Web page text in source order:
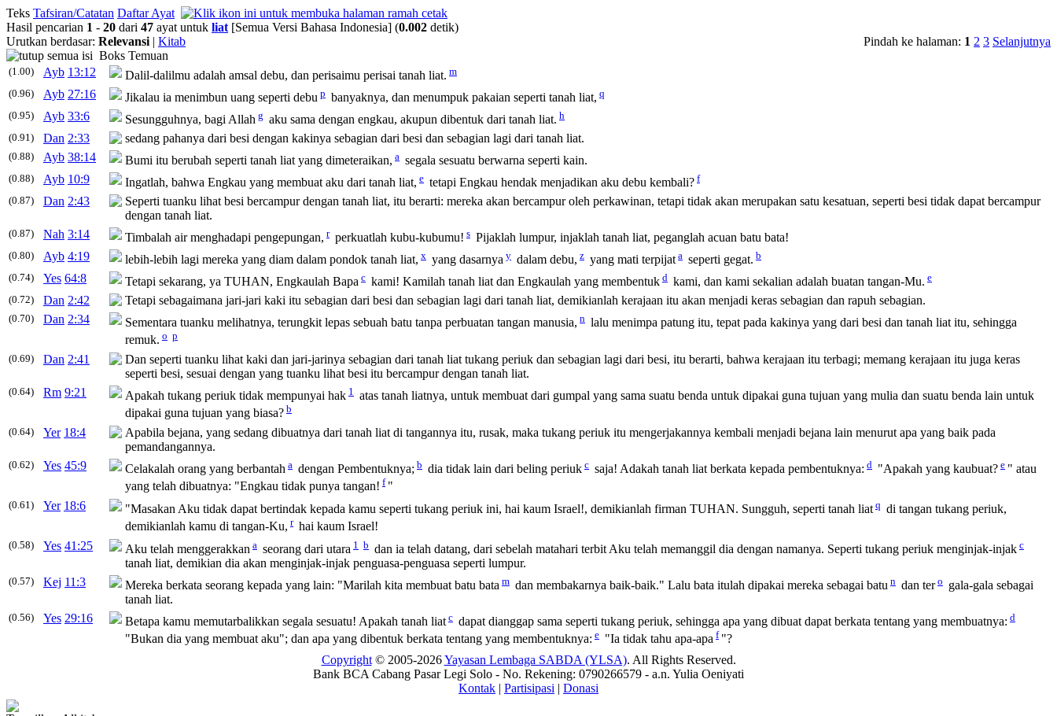
Teks Tafsiran/Catatan Daftar Ayat
Hasil pencarian 1 - 20 dari 47 ayat untuk liat [Semua Versi Bahasa Indonesia] (0.002 detik)
Pindah ke halaman: 1 2 3 Selanjutnya
Urutkan berdasar: Relevansi | Kitab
Boks Temuan
(1.00) Ayb 13:12 Dalil-dalilmu adalah amsal debu, dan perisaimu perisai tanah liat. m
(0.96)
Ayb 27:16 Jikalau ia menimbun uang seperti debu p banyaknya, dan menumpuk pakaian seperti tanah liat, q
(0.95)
Ayb 33:6 Sesungguhnya, bagi Allah g aku sama dengan engkau, akupun dibentuk dari tanah liat. h
(0.91)
Dan 2:33 sedang pahanya dari besi dengan kakinya sebagian dari besi dan sebagian lagi dari tanah liat.
(0.88) Ayb 38:14 Bumi itu berubah seperti tanah liat yang dimeteraikan, a segala sesuatu berwarna seperti kain.
(0.88) Ayb 10:9 Ingatlah, bahwa Engkau yang membuat aku dari tanah liat, e tetapi Engkau hendak menjadikan aku debu kembali? f
(0.87)
Dan 2:43 Seperti tuanku lihat besi bercampur dengan tanah liat, itu berarti: mereka akan bercampur oleh perkawinan, tetapi tidak akan merupakan satu kesatuan, seperti besi tidak dapat bercampur
dengan tanah liat.
(0.87) Nah 3:14 Timbalah air menghadapi pengepungan, r perkuatlah kubu-kubumu! s Pijaklah lumpur, injaklah tanah liat, peganglah acuan batu bata!
(0.80) Ayb 4:19 lebih-lebih lagi mereka yang diam dalam pondok tanah liat, x yang dasarnya y dalam debu, z yang mati terpijat a seperti gegat. b
(0.74)
Yes 64:8 Tetapi sekarang, ya TUHAN, Engkaulah Bapa c kami! Kamilah tanah liat dan Engkaulah yang membentuk d kami, dan kami sekalian adalah buatan tangan-Mu. e
(0.72)
Dan 2:42 Tetapi sebagaimana jari-jari kaki itu sebagian dari besi dan sebagian lagi dari tanah liat, demikianlah kerajaan itu akan menjadi keras sebagian dan rapuh sebagian.
(0.70) Dan 2:34 Sementara tuanku melihatnya, terungkit lepas sebuah batu tanpa perbuatan tangan manusia, n lalu menimpa patung itu, tepat pada kakinya yang dari besi dan tanah liat itu, sehingga
remuk. o p
(0.69)
Dan 2:41 Dan seperti tuanku lihat kaki dan jari-jarinya sebagian dari tanah liat tukang periuk dan sebagian lagi dari besi, itu berarti, bahwa kerajaan itu terbagi; memang kerajaan itu juga keras
seperti besi, sesuai dengan yang tuanku lihat besi itu bercampur dengan tanah liat.
(0.64) Rm 9:21 Apakah tukang periuk tidak mempunyai hak 1 atas tanah liatnya, untuk membuat dari gumpal yang sama suatu benda untuk dipakai guna tujuan yang mulia dan suatu benda lain untuk
dipakai guna tujuan yang biasa? b
(0.64)
Yer 18:4 Apabila bejana, yang sedang dibuatnya dari tanah liat di tangannya itu, rusak, maka tukang periuk itu mengerjakannya kembali menjadi bejana lain menurut apa yang baik pada
pemandangannya.
(0.62) Yes 45:9 Celakalah orang yang berbantah a dengan Pembentuknya; b dia tidak lain dari beling periuk c saja! Adakah tanah liat berkata kepada pembentuknya: d "Apakah yang kaubuat? e " atau
yang telah dibuatnya: "Engkau tidak punya tangan! f "
(0.61) Yer 18:6 "Masakan Aku tidak dapat bertindak kepada kamu seperti tukang periuk ini, hai kaum Israel!, demikianlah firman TUHAN. Sungguh, seperti tanah liat q di tangan tukang periuk,
demikianlah kamu di tangan-Ku, r hai kaum Israel!
(0.58) Yes 41:25 Aku telah menggerakkan a seorang dari utara 1 b dan ia telah datang, dari sebelah matahari terbit Aku telah memanggil dia dengan namanya. Seperti tukang periuk menginjak-injak c
tanah liat, demikian dia akan menginjak-injak penguasa-penguasa seperti lumpur.
(0.57) Kej 11:3 Mereka berkata seorang kepada yang lain: "Marilah kita membuat batu bata m dan membakarnya baik-baik." Lalu bata itulah dipakai mereka sebagai batu n dan ter o gala-gala sebagai
tanah liat.
(0.56) Yes 29:16 Betapa kamu memutarbalikkan segala sesuatu! Apakah tanah liat c dapat dianggap sama seperti tukang periuk, sehingga apa yang dibuat dapat berkata tentang yang membuatnya: d
"Bukan dia yang membuat aku"; dan apa yang dibentuk berkata tentang yang membentuknya: e "Ia tidak tahu apa-apa f "?
Copyright© 2005-2026Yayasan Lembaga SABDA (YLSA). All Rights Reserved.
Bank BCA Cabang Pasar Legi Solo - No. Rekening: 0790266579 - a.n. Yulia Oeniyati
Kontak | Partisipasi | Donasi